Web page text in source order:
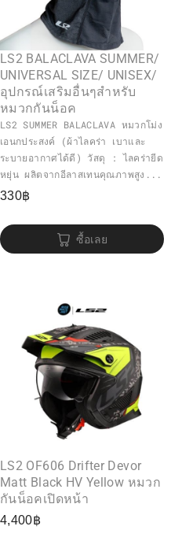
LS2 BALACLAVA SUMMER/
UNIVERSAL SIZE/ UNISEX/
อุปกรณ์เสริมอื่นๆสำหรับ
หมวกกันน็อค
330฿
LS2 SUMMER BALACLAVA หมวกโม่ง
เอนกประสงค์ (ผ้าไลคร่า เบาและ
ระบายอากาศได้ดี) วัสดุ : ไลคร่ายีด
หยุ่น ผลิตจากอีลาสเทนคุณภาพสูง...
ซื้อเลย
LS2 OF606 Drifter Devor
Matt Black HV Yellow หมวก
กันน็อคเปิดหน้า
4,400฿